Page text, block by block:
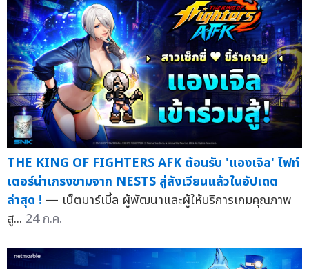
THE KING OF FIGHTERS AFK ต้อนรับ 'แองเจิล' ไฟท์
เตอร์น่าเกรงขามจาก NESTS สู่สังเวียนแล้วในอัปเดต
ล่าสุด ! — เน็ตมาร์เบิ้ล ผู้พัฒนาและผู้ให้บริการเกมคุณภาพ
สู... 24 ก.ค.